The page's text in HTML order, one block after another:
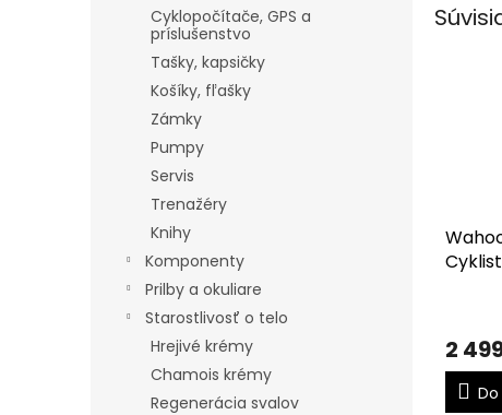
Cyklopočítače, GPS a
príslušenstvo
Tašky, kapsičky
Košíky, fľašky
Zámky
Pumpy
Servis
Trenažéry
Knihy
Komponenty
Prilby a okuliare
Starostlivosť o telo
Hrejivé krémy
Chamois krémy
Regenerácia svalov
2